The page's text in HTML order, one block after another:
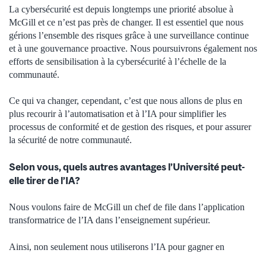
La cybersécurité est depuis longtemps une priorité absolue à
McGill et ce n’est pas près de changer. Il est essentiel que nous
gérions l’ensemble des risques grâce à une surveillance continue
et à une gouvernance proactive. Nous poursuivrons également nos
efforts de sensibilisation à la cybersécurité à l’échelle de la
communauté.
Ce qui va changer, cependant, c’est que nous allons de plus en
plus recourir à l’automatisation et à l’IA pour simplifier les
processus de conformité et de gestion des risques, et pour assurer
la sécurité de notre communauté.
Selon vous, quels autres avantages l’Université peut-
elle tirer de l’IA?
Nous voulons faire de McGill un chef de file dans l’application
transformatrice de l’IA dans l’enseignement supérieur.
Ainsi, non seulement nous utiliserons l’IA pour gagner en